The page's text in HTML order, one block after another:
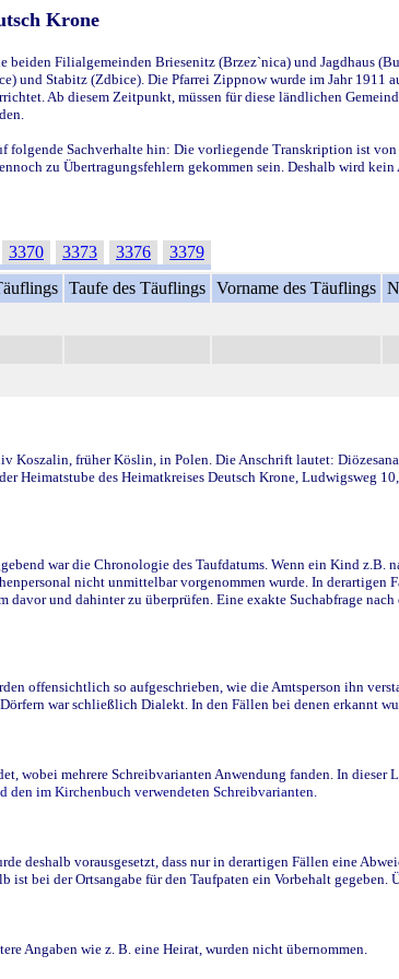
Krone
Filialgemeinden Briesenitz (Brzez`nica) und Jagdhaus
und Stabitz (Zdbice). Die Pfarrei Zippnow wurde im Jahr
Ab diesem Zeitpunkt, müssen für diese ländlichen
folgende Sachverhalte hin: Die vorliegende Transkription ist
zu Übertragungsfehlern gekommen sein. Deshalb wird kein
3370 3373 3376
3379
Taufe des Täuflings Vorname des Täuflings
Koszalin, früher Köslin, in Polen. Die Anschrift lautet:
Heimatstube des Heimatkreises Deutsch Krone, Ludwigsweg
war die Chronologie des Taufdatums. Wenn ein Kind
nicht unmittelbar vorgenommen wurde. In
und dahinter zu überprüfen. Eine exakte Suchabfrage
offensichtlich so aufgeschrieben, wie die Amtsperson ihn
war schließlich Dialekt. In den Fällen bei denen erkannt
wobei mehrere Schreibvarianten Anwendung fanden. In
den im Kirchenbuch verwendeten Schreibvarianten.
deshalb vorausgesetzt, dass nur in derartigen Fällen eine
bei der Ortsangabe für den Taufpaten ein Vorbehalt gegeben.
Angaben wie z. B. eine Heirat, wurden nicht übernommen.